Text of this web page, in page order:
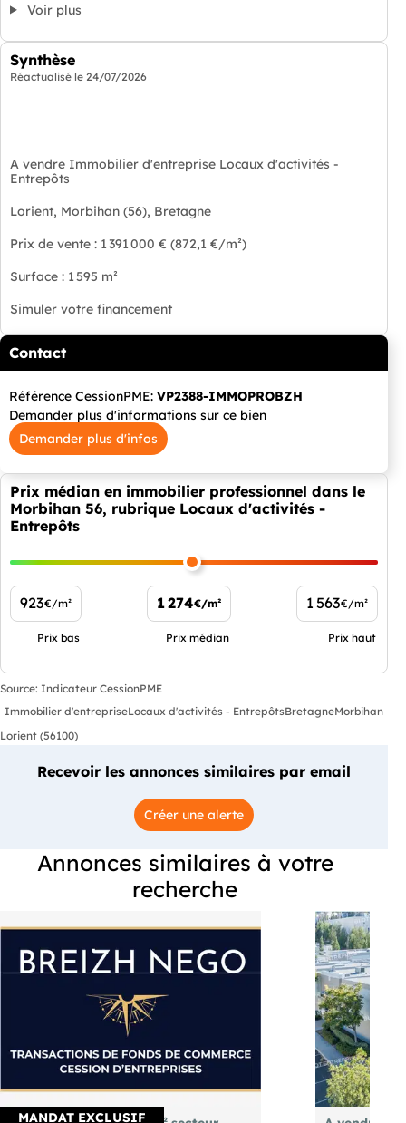
Voir plus
Synthèse
Réactualisé le 24/07/2026
A vendre Immobilier d'entreprise Locaux d'activités -
Entrepôts
Lorient, Morbihan (56), Bretagne
Prix de vente : 1 391 000 € (872,1 €/m²)
Surface : 1 595 m²
Simuler votre financement
Contact
Référence CessionPME: VP2388-IMMOPROBZH
Demander plus d'informations sur ce bien
Demander plus d'infos
Prix médian en immobilier professionnel dans le
Morbihan 56, rubrique Locaux d'activités -
Entrepôts
923€/m²
Prix bas
1 274€/m²
Prix médian
1 563€/m²
Prix haut
Source: Indicateur CessionPME
Immobilier d'entrepriseLocaux d'activités - EntrepôtsBretagneMorbihan
Lorient (56100)
Recevoir les annonces similaires par email
Créer une alerte
Annonces similaires à votre
recherche
MANDAT EXCLUSIF